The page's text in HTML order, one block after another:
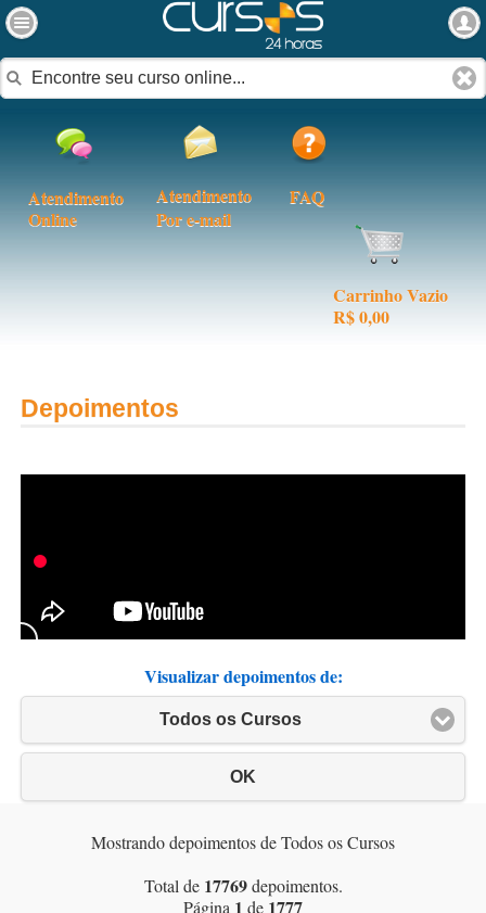
Atendimento
Online
Atendimento
Por e-mail
FAQ
Carrinho Vazio
R$ 0,00
Depoimentos
Visualizar depoimentos de:
Todos os Cursos
OK
Mostrando depoimentos de Todos os Cursos
Total de 17769depoimentos.
Página 1 de 1777